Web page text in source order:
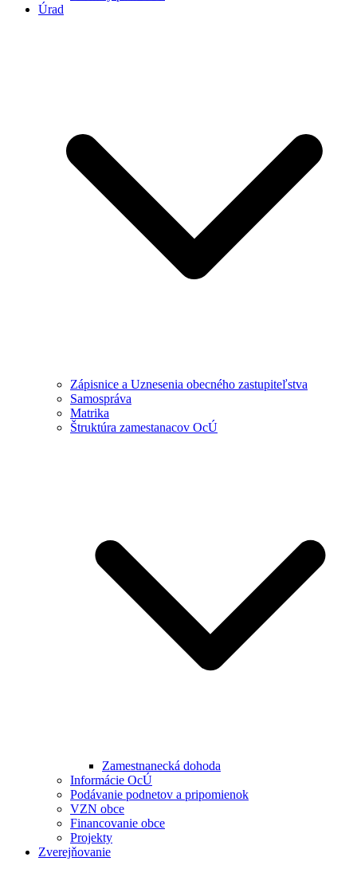
Úrad
Zápisnice a Uznesenia obecného zastupiteľstva
Samospráva
Matrika
Štruktúra zamestanacov OcÚ
Zamestnanecká dohoda
Informácie OcÚ
Podávanie podnetov a pripomienok
VZN obce
Financovanie obce
Projekty
Zverejňovanie